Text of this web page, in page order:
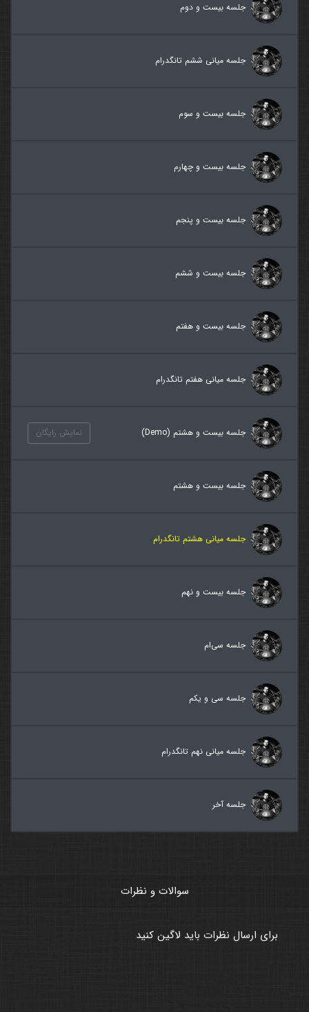
جلسه بیست و دوم
جلسه میانی ششم تانگدرام
جلسه بیست و سوم
جلسه بیست و چهارم
جلسه بیست و پنجم
جلسه بیست و ششم
جلسه بیست و هفتم
جلسه میانی هفتم تانگدرام
جلسه بیست و هشتم (Demo) نمایش رایگان
جلسه بیست و هشتم
جلسه میانی هشتم تانگدرام
جلسه بیست و نهم
جلسه سی‌ام
جلسه سی و یکم
جلسه میانی نهم تانگدرام
جلسه آخر
سوالات و نظرات
برای ارسال نظرات باید لاگین کنید